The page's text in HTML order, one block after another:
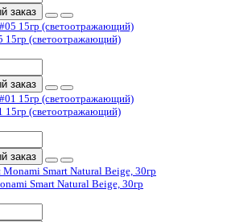
заказ
15гр (светоотражающий)
заказ
15гр (светоотражающий)
заказ
Smart Natural Beige, 30гр